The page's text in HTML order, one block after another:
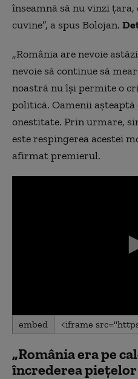
înseamnă să nu vinzi ţara,
cuvine”, a spus Bolojan.
„România are nevoie
nevoie să continue să
noastră nu îşi permite o
politică. Oamenii
onestitate. Prin urmare,
este respingerea acestei
afirmat premierul.
0
seconds
seconds
embed
„România era pe
încrederea